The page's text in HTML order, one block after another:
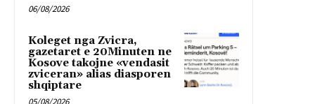
06/08/2026
Koleget nga Zvicra,
gazetaret e 20Minuten ne
Kosove takojne «vendasit
zviceran» alias diasporen
shqiptare
05/08/2026